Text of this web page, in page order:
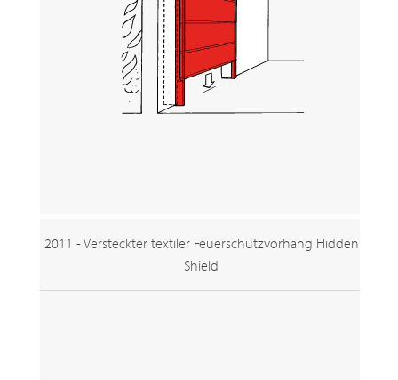
2011 - Versteckter textiler Feuerschutzvorhang Hidden
Shield